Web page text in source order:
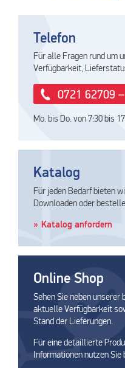
Telefon
Für alle Fragen rund um
Verfügbarkeit,
0721 62709
Mo. bis Do. von 7:30 bis
Katalog
Für jeden Bedarf bieten
Downloaden oder
Katalog anfordern
Online Shop
Sehen Sie neben
aktuelle Verfügbarkeit
Stand der Lieferungen.
Für eine detaillierte
Informationen nutzen Sie